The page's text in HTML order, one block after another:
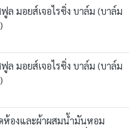
ล มอยส์เจอไรซิ่ง บาล์ม (บาล์ม
ล มอยส์เจอไรซิ่ง บาล์ม (บาล์ม
ห้องและผ้าผสมน้ำมันหอม